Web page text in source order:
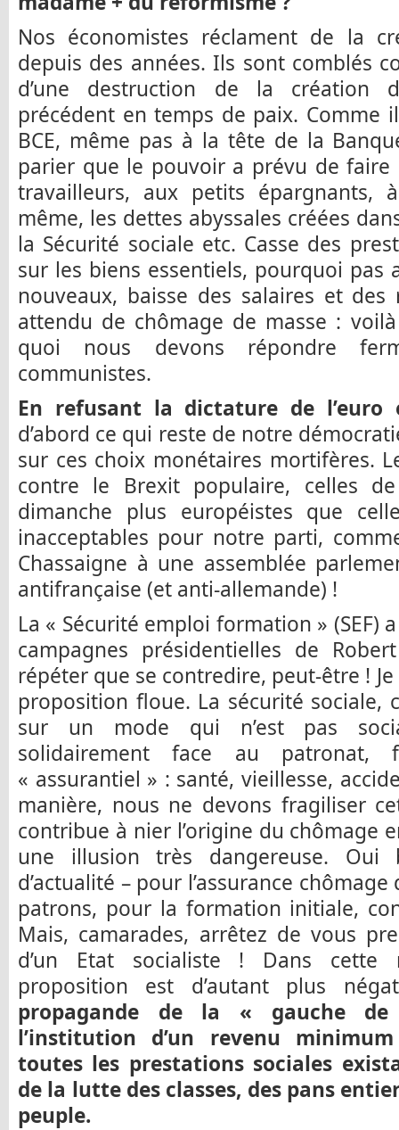
Nos économistes réclament de la
depuis des années. Ils sont comblés
d’une destruction de la création
précédent en temps de paix. Comme
BCE, même pas à la tête de la
parier que le pouvoir a prévu de
travailleurs, aux petits épargnants,
même, les dettes abyssales créées
la Sécurité sociale etc. Casse des
sur les biens essentiels, pourquoi
nouveaux, baisse des salaires et
attendu de chômage de masse :
quoi nous devons répondre
communistes.
En refusant la dictature de l’euro
d’abord ce qui reste de notre
sur ces choix monétaires mortifères.
contre le Brexit populaire, celles
dimanche plus européistes que
inacceptables pour notre parti,
Chassaigne à une assemblée
antifrançaise (et anti-allemande) !
La « Sécurité emploi formation » (SEF)
campagnes présidentielles de
répéter que se contredire, peut-être !
proposition floue. La sécurité sociale,
sur un mode qui n’est pas
solidairement face au patronat,
« assurantiel » : santé, vieillesse,
manière, nous ne devons fragiliser
contribue à nier l’origine du chômage
une illusion très dangereuse. Oui
d’actualité – pour l’assurance
patrons, pour la formation initiale,
Mais, camarades, arrêtez de vous
d’un Etat socialiste ! Dans cette
proposition est d’autant plus
propagande de la « gauche
l’institution d’un revenu
toutes les prestations sociales
de la lutte des classes, des pans
peuple.